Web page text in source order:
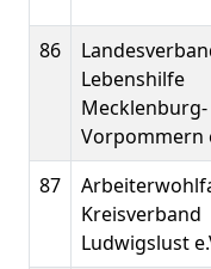
86
Lebenshilfe
Mecklenburg-
Vorpommern
87
Kreisverband
Ludwigslust